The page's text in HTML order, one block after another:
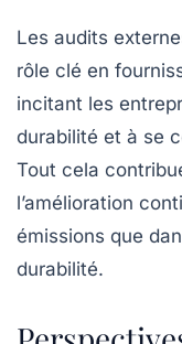
Les audits
rôle clé en
incitant les
durabilité et à se
Tout cela
l’amélioration
émissions que
durabilité.